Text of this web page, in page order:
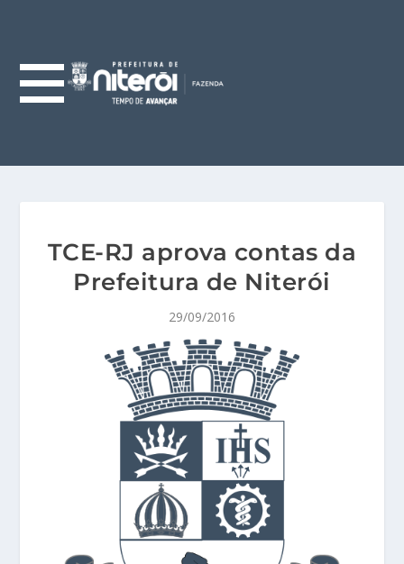
TCE-RJ aprova contas da
Prefeitura de Niterói
29/09/2016